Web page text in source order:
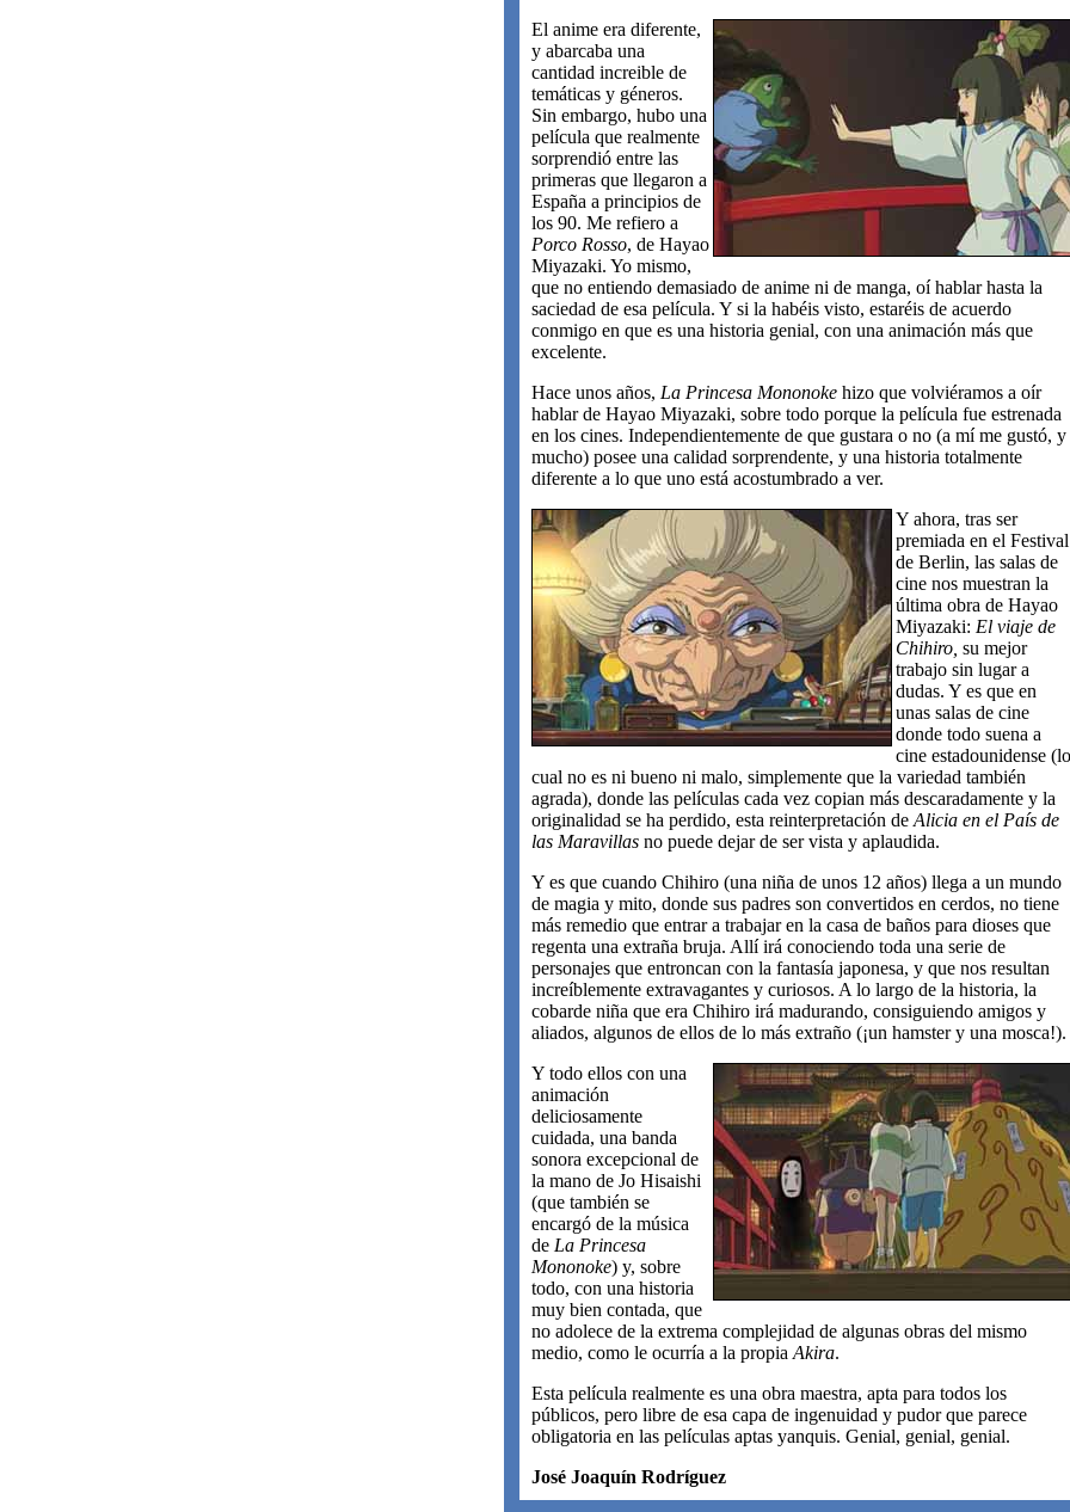
El anime era diferente,
y abarcaba una
cantidad increible de
temáticas y géneros.
Sin embargo, hubo una
película que realmente
sorprendió entre las
primeras que llegaron a
España a principios de
los 90. Me refiero a
Porco Rosso, de Hayao
Miyazaki. Yo mismo,
que no entiendo demasiado de anime ni de manga, oí hablar hasta la
saciedad de esa película. Y si la habéis visto, estaréis de acuerdo
conmigo en que es una historia genial, con una animación más que
excelente.
Hace unos años, La Princesa Mononoke hizo que volviéramos a oír
hablar de Hayao Miyazaki, sobre todo porque la película fue estrenada
en los cines. Independientemente de que gustara o no (a mí me gustó, y
mucho) posee una calidad sorprendente, y una historia totalmente
diferente a lo que uno está acostumbrado a ver.
Y ahora, tras ser
premiada en el Festival
de Berlin, las salas de
cine nos muestran la
última obra de Hayao
Miyazaki: El viaje de
Chihiro, su mejor
trabajo sin lugar a
dudas. Y es que en
unas salas de cine
donde todo suena a
cine estadounidense (lo
cual no es ni bueno ni malo, simplemente que la variedad también
agrada), donde las películas cada vez copian más descaradamente y la
originalidad se ha perdido, esta reinterpretación de Alicia en el País de
las Maravillas no puede dejar de ser vista y aplaudida.
Y es que cuando Chihiro (una niña de unos 12 años) llega a un mundo
de magia y mito, donde sus padres son convertidos en cerdos, no tiene
más remedio que entrar a trabajar en la casa de baños para dioses que
regenta una extraña bruja. Allí irá conociendo toda una serie de
personajes que entroncan con la fantasía japonesa, y que nos resultan
increíblemente extravagantes y curiosos. A lo largo de la historia, la
cobarde niña que era Chihiro irá madurando, consiguiendo amigos y
aliados, algunos de ellos de lo más extraño (¡un hamster y una mosca!).
Y todo ellos con una
animación
deliciosamente
cuidada, una banda
sonora excepcional de
la mano de Jo Hisaishi
(que también se
encargó de la música
de La Princesa
Mononoke) y, sobre
todo, con una historia
muy bien contada, que
no adolece de la extrema complejidad de algunas obras del mismo
medio, como le ocurría a la propia Akira.
Esta película realmente es una obra maestra, apta para todos los
públicos, pero libre de esa capa de ingenuidad y pudor que parece
obligatoria en las películas aptas yanquis. Genial, genial, genial.
José Joaquín Rodríguez